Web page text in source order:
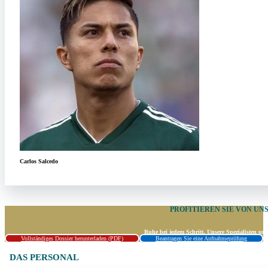
Carlos Salcedo
PROFITIEREN SIE VON
Ruhe bei jedem Schritt. Unsere Spezialisten
Vollständiges Dossier herunterladen (PDF)
Beantragen Sie eine Aufnahmeprüfung
DAS PERSONAL